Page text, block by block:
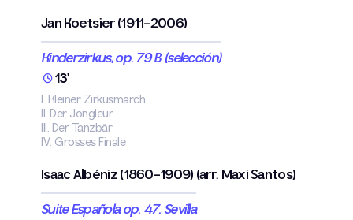
Jan Koetsier (1911-2006)
Kinderzirkus, op. 79 B (selección)
13'
I. Kleiner Zirkusmarch
II. Der Jongleur
III. Der Tanzbär
IV. Grosses Finale
Isaac Albéniz (1860-1909) (arr. Maxi Santos)
Suite Española op. 47. Sevilla